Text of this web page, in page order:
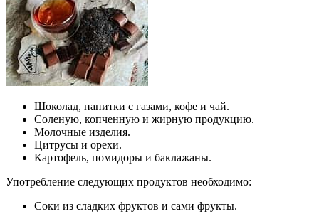
Шоколад, напитки с газами, кофе и чай.
Соленую, копченную и жирную продукцию.
Молочные изделия.
Цитрусы и орехи.
Картофель, помидоры и баклажаны.
Употребление следующих продуктов необходимо:
Соки из сладких фруктов и сами фрукты.